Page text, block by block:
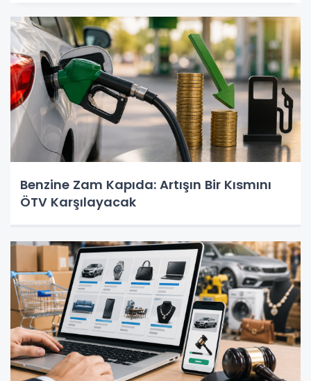
Benzine Zam Kapıda: Artışın Bir Kısmını
ÖTV Karşılayacak